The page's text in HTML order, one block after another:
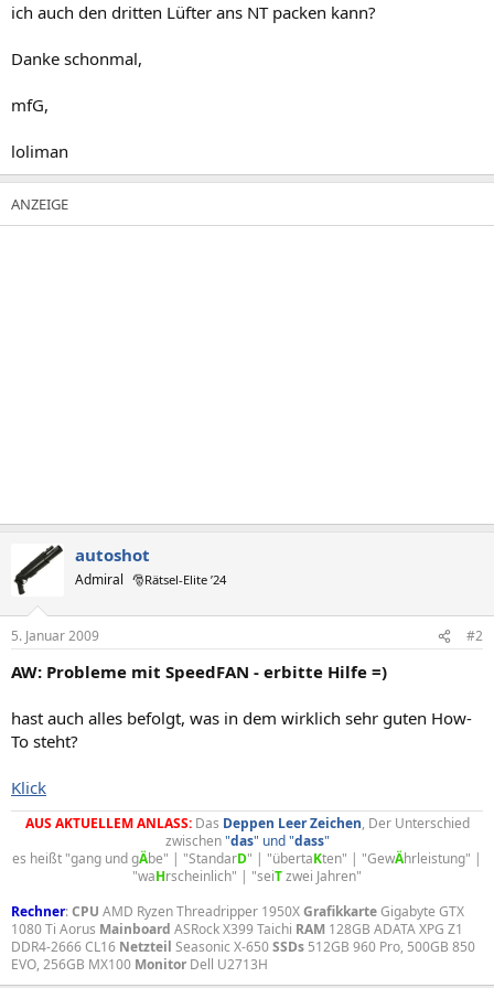
ich auch den dritten Lüfter ans NT packen kann?
Danke schonmal,
mfG,
loliman
autoshot
Admiral 🎅Rätsel-Elite ’24
5. Januar 2009 #2
AW: Probleme mit SpeedFAN - erbitte Hilfe =)
hast auch alles befolgt, was in dem wirklich sehr guten How-
To steht?
Klick
AUS AKTUELLEM ANLASS:Das Deppen LeerZeichen, Der Unterschied
zwischen"das" und "dass"
es heißt "gang und gÄbe" | "StandarD" | "übertaKten" | "GewÄhrleistung" |
"waHrscheinlich" | "seiTzwei Jahren"​
Rechner:CPU AMD Ryzen Threadripper 1950XGrafikkarteGigabyte GTX
1080 Ti Aorus Mainboard ASRock X399 Taichi RAM 128GB ADATA XPG Z1
DDR4-2666 CL16 Netzteil Seasonic X-650SSDs 512GB 960 Pro, 500GB 850
EVO, 256GB MX100 Monitor Dell U2713H